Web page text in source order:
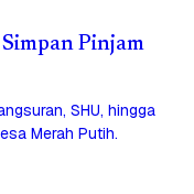
Pinjam
SHU, hingga
Merah Putih.